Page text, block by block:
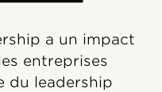
a un impact
entreprises
du leadership